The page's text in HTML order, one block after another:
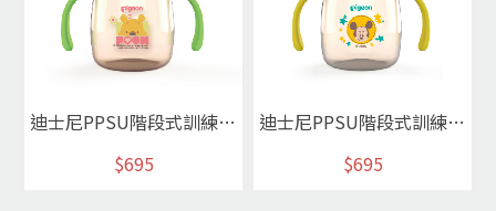
迪士尼PPSU階段式訓練鴨嘴杯/綠色維尼
$695
迪士尼PPSU階段式訓練奶嘴杯/黃色米奇寶寶
$695